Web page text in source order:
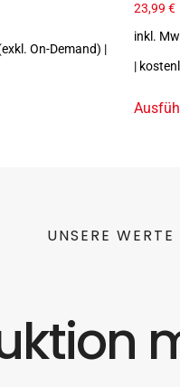
On-Demand) |
23,99 €
inkl.
|
UNSERE WERTE